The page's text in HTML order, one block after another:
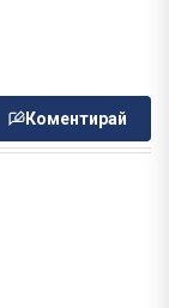
Коментирай